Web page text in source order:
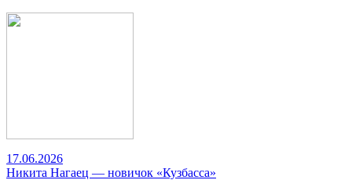
17.06.2026
Никита Нагаец — новичок «Кузбасса»